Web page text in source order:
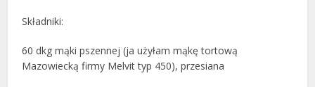
Składniki:
60 dkg mąki pszennej (ja użyłam mąkę tortową
Mazowiecką firmy Melvit typ 450), przesiana